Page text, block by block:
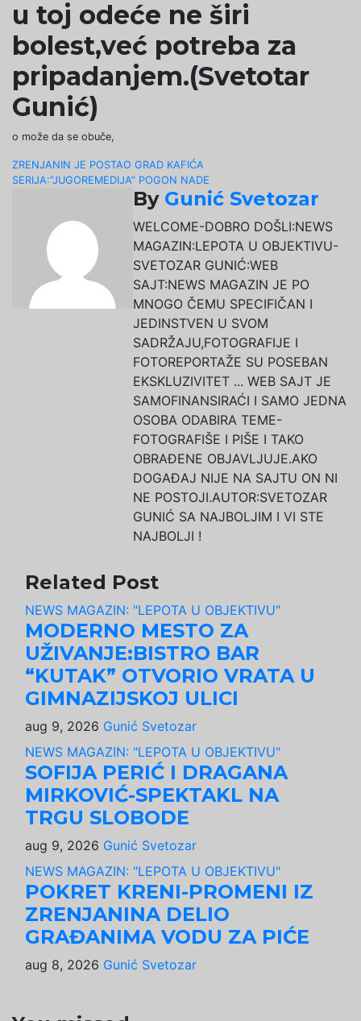
u toj odeće ne širi
bolest,već potreba za
pripadanjem.(Svetotar
Gunić)
o može da se obuče,
Navigacija
ZRENJANIN JE POSTAO GRAD KAFIĆA
SERIJA:”JUGOREMEDIJA” POGON NADE
By Gunić Svetozar
WELCOME-DOBRO DOŠLI:NEWS
MAGAZIN:LEPOTA U OBJEKTIVU-
SVETOZAR GUNIĆ:WEB
SAJT:NEWS MAGAZIN JE PO
MNOGO ČEMU SPECIFIČAN I
JEDINSTVEN U SVOM
SADRŽAJU,FOTOGRAFIJE I
FOTOREPORTAŽE SU POSEBAN
EKSKLUZIVITET ... WEB SAJT JE
SAMOFINANSIRAĆI I SAMO JEDNA
OSOBA ODABIRA TEME-
FOTOGRAFIŠE I PIŠE I TAKO
OBRAĐENE OBJAVLJUJE.AKO
DOGAĐAJ NIJE NA SAJTU ON NI
NE POSTOJI.AUTOR:SVETOZAR
GUNIĆ SA NAJBOLJIM I VI STE
NAJBOLJI !
Related Post
NEWS MAGAZIN: "LEPOTA U OBJEKTIVU"
MODERNO MESTO ZA
UŽIVANJE:BISTRO BAR
“KUTAK” OTVORIO VRATA U
GIMNAZIJSKOJ ULICI
aug 9, 2026 Gunić Svetozar
NEWS MAGAZIN: "LEPOTA U OBJEKTIVU"
SOFIJA PERIĆ I DRAGANA
MIRKOVIĆ-SPEKTAKL NA
TRGU SLOBODE
aug 9, 2026 Gunić Svetozar
NEWS MAGAZIN: "LEPOTA U OBJEKTIVU"
POKRET KRENI-PROMENI IZ
ZRENJANINA DELIO
GRAĐANIMA VODU ZA PIĆE
aug 8, 2026 Gunić Svetozar